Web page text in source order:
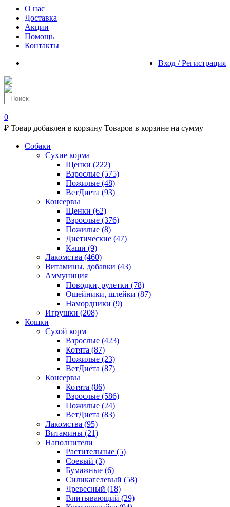
О нас
Доставка
Акции
Помощь
Контакты
Вход / Регистрация
0
₽ Товар добавлен в корзину Товаров в корзине на сумму
Собаки
Сухие корма
Щенки (222)
Взрослые (575)
Пожилые (48)
ВетДиета (93)
Консервы
Щенки (62)
Взрослые (376)
Пожилые (8)
Диетические (47)
Каши (9)
Лакомства (460)
Витамины, добавки (43)
Аммуниция
Поводки, рулетки (78)
Ошейники, шлейки (87)
Намордники (9)
Игрушки (208)
Кошки
Сухой корм
Взрослые (423)
Котята (87)
Пожилые (23)
ВетДиета (87)
Консервы
Котята (86)
Взрослые (586)
Пожилые (24)
ВетДиета (83)
Лакомства (95)
Витамины (21)
Наполнители
Растительные (5)
Соевый (3)
Бумажные (6)
Силикагелевый (58)
Древесный (18)
Впитывающий (29)